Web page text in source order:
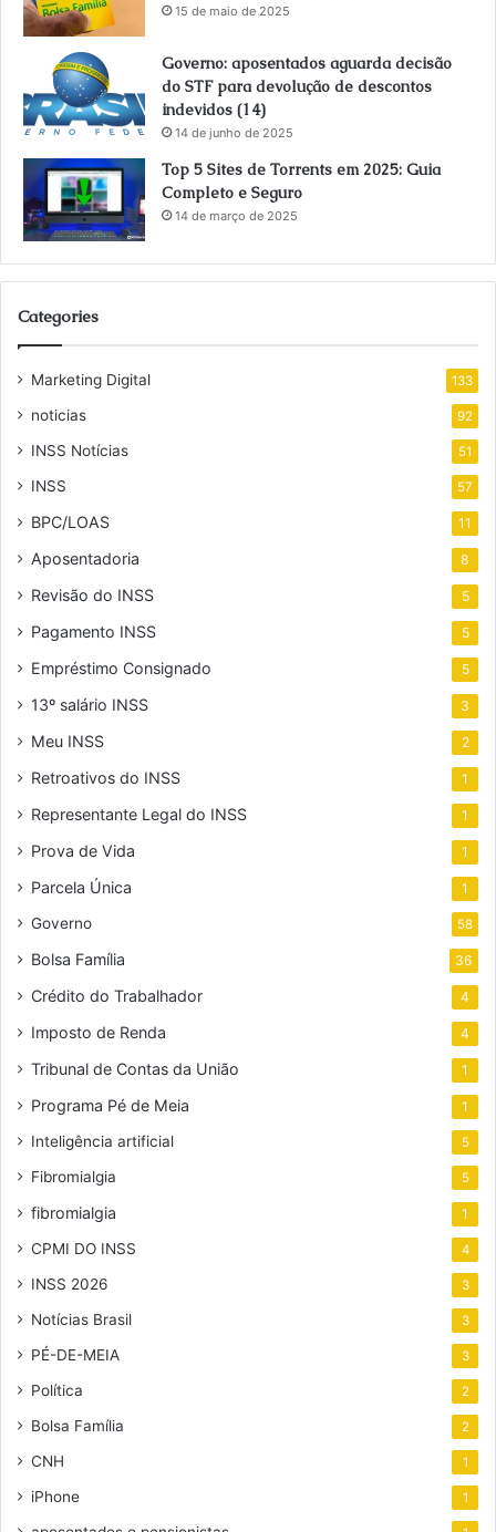
15 de maio de 2025
Governo: aposentados aguarda decisão
do STF para devolução de descontos
indevidos (14)
14 de junho de 2025
Top 5 Sites de Torrents em 2025: Guia
Completo e Seguro
14 de março de 2025
Categories
Marketing Digital 133
noticias 92
INSS Notícias 51
INSS 57
BPC/LOAS 11
Aposentadoria 8
Revisão do INSS 5
Pagamento INSS 5
Empréstimo Consignado 5
13º salário INSS 3
Meu INSS 2
Retroativos do INSS 1
Representante Legal do INSS 1
Prova de Vida 1
Parcela Única 1
Governo 58
Bolsa Família 36
Crédito do Trabalhador 4
Imposto de Renda 4
Tribunal de Contas da União 1
Programa Pé de Meia 1
Inteligência artificial 5
Fibromialgia 5
fibromialgia 1
CPMI DO INSS 4
INSS 2026 3
Notícias Brasil 3
PÉ-DE-MEIA 3
Política 2
Bolsa Família 2
CNH 1
iPhone 1